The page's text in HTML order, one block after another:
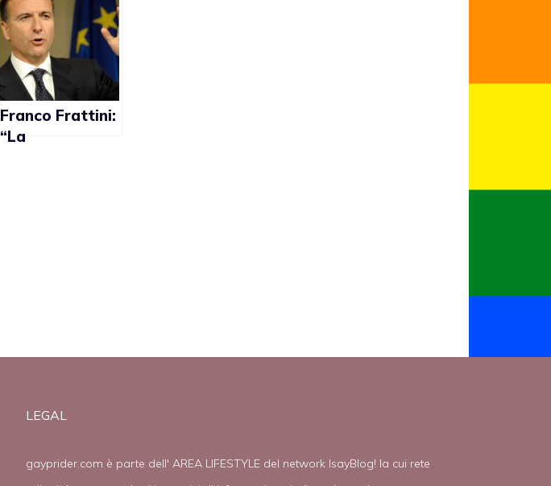
Franco Frattini:
“La
LEGAL
gayprider.com è parte dell' AREA LIFESTYLE del network IsayBlog! la cui rete